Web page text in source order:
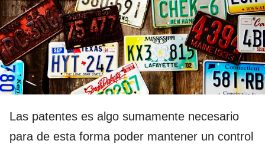
Las patentes es algo sumamente necesario
para de esta forma poder mantener un control